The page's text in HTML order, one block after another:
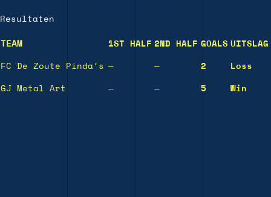
Resultaten
TEAM 1ST HALF 2ND HALF GOALS UITSLAG
FC De Zoute Pinda’s — — 2 Loss
GJ Metal Art — — 5 Win